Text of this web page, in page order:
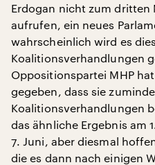
Erdogan nicht zum dritten
aufrufen, ein neues
wahrscheinlich wird es
Koalitionsverhandlungen
Oppositionspartei MHP
gegeben, dass sie
Koalitionsverhandlungen
das ähnliche Ergebnis am
7. Juni, aber diesmal
die es dann nach einigen